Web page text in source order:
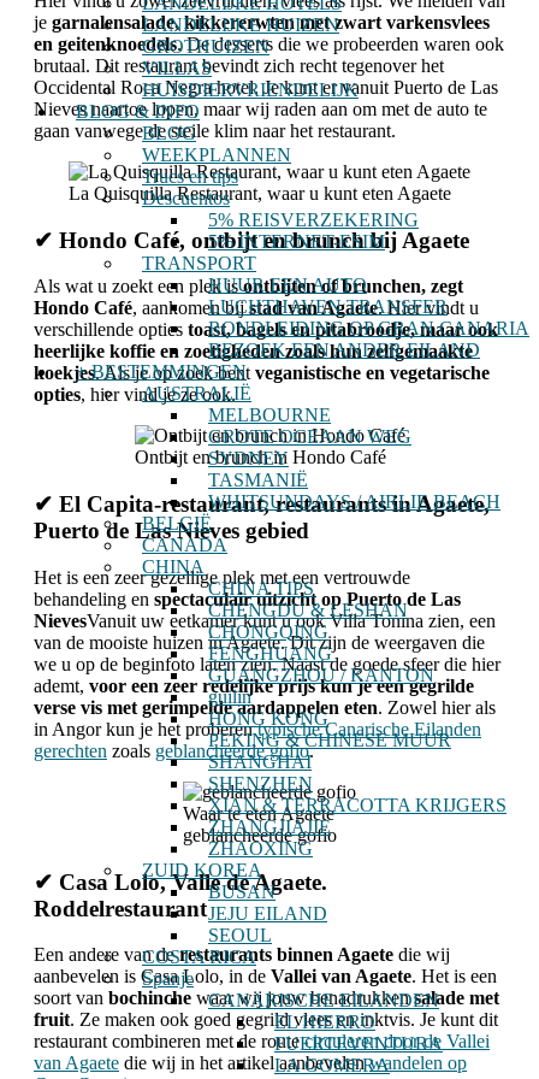
LANDELIJKE HUIZEN
GROTHUIZEN
VILLAS
HUISDIERVRIENDELIJK
BLOG & INFO
BLOG
WEEKPLANNEN
Trucs en tips
Descuentos
5% REISVERZEKERING
5% INTERNET-ESIM
TRANSPORT
HUUR EEN AUTO
LUCHTHAVEN TRANSFER
RONDLEIDING OP GRAN CANARIA
BEZOEK EEN ANDER EILAND
+ BESTEMMINGEN
AUSTRALIË
MELBOURNE
GROTE OCEAAN WEG
SYDNEY
TASMANIË
WHITSUNDAYS / AIRLIE BEACH
BELGIË
CANADA
CHINA
CHINA TIPS
CHENGDU & LESHAN
CHONGQING
FENGHUANG
GUANGZHOU / KANTON
guilin
HONG KONG
PEKING & CHINESE MUUR
SHANGHAI
SHENZHEN
XIAN & TERRACOTTA KRIJGERS
ZHANGJIAJIE
ZHAOXING
ZUID KOREA
BUSAN
JEJU EILAND
SEOUL
COSTA RICA
Spanje
CANARISCHE EILANDEN
EL HIERRO
FUERTEVENTURA
LA GOMERA
je garnalensalade, kikkererwten met zwart varkensvlees
en geitenknoedels. De desserts die we probeerden waren ook
brutaal. Dit restaurant bevindt zich recht tegenover het
Occidental Roca Negra hotel. Je kunt er vanuit Puerto de Las
Nieves naartoe lopen, maar wij raden aan om met de auto te
gaan vanwege de steile klim naar het restaurant.
La Quisquilla Restaurant, waar u kunt eten Agaete
✔ Hondo Café, ontbijt en brunch bij Agaete
Als wat u zoekt een plek isontbijten of brunchen, zegt
Hondo Café, aankomen bijstad van Agaete. Hier vindt u
verschillende opties toast, bagels en pitabroodje, maar ook
heerlijke koffie en zoetigheden zoals hun zelfgemaakte
koekjes. Als je op zoek bent veganistische en vegetarische
opties, hier vind je ze ook.
Ontbijt en brunch in Hondo Café
✔ El Capita-restaurant, restaurants in Agaete,
Puerto de Las Nieves gebied
Het is een zeer gezellige plek met een vertrouwde
behandeling en spectaculair uitzicht op Puerto de Las
NievesVanuit uw eetkamer kunt u ook Villa Tonina zien, een
van de mooiste huizen in Agaete.Dit zijn de weergaven die
we u op de beginfoto laten zien.Naast de goede sfeer die hier
ademt, voor een zeer redelijke prijs kun je een gegrilde
verse vis met gerimpelde aardappelen eten. Zowel hier als
in Angor kun je het proberentypische Canarische Eilanden
gerechten zoals geblancheerde gofio.
Waar te eten Agaete
geblancheerde gofio
✔ Casa Lolo, Valle de Agaete.
Roddelrestaurant
Een andere van derestaurants binnen Agaete die wij
aanbevelen is Casa Lolo, in de Vallei van Agaete. Het is een
soort van bochinche waar wij jouw benadrukkensalade met
fruit. Ze maken ook goed gegrild vlees en inktvis. Je kunt dit
restaurant combineren met de routecirculeren door de Vallei
van Agaete die wij in het artikel aanbevelenwandelen op